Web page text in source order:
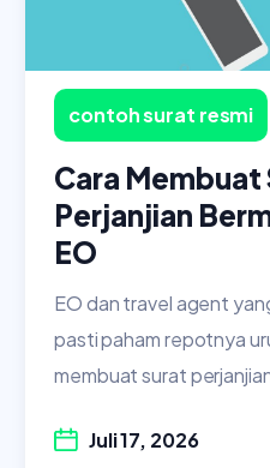
contoh surat resmi
Cara Membuat
Perjanjian
EO
EO dan travel agent
pasti paham repotnya
membuat surat
Juli 17, 2026